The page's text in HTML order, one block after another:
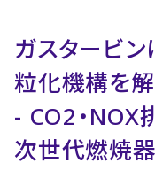
ガスタービ
粒化機構を
- CO2・NOX
次世代燃焼